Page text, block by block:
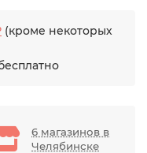
(кроме некоторых
6 магазинов в
Челябинске